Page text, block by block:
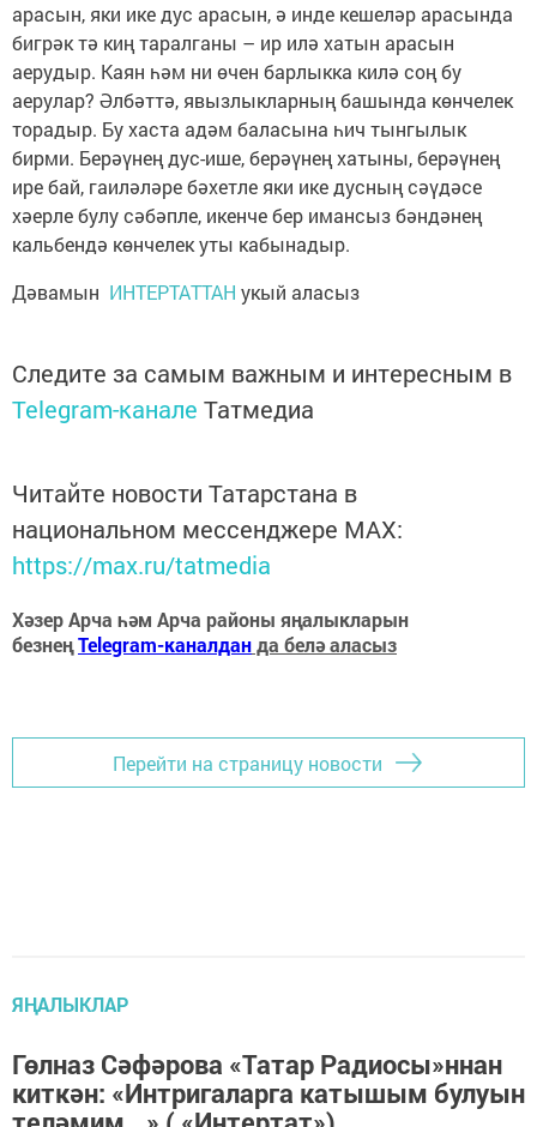
арасын, яки ике дус арасын, ә инде кешеләр арасында
бигрәк тә киң таралганы – ир илә хатын арасын
аерудыр. Каян һәм ни өчен барлыкка килә соң бу
аерулар? Әлбәттә, явызлыкларның башында көнчелек
торадыр. Бу хаста адәм баласына һич тынгылык
бирми. Берәүнең дус-ише, берәүнең хатыны, берәүнең
ире бай, гаиләләре бәхетле яки ике дусның сәүдәсе
хәерле булу сәбәпле, икенче бер имансыз бәндәнең
кальбендә көнчелек уты кабынадыр.
Дәвамын ИНТЕРТАТТАН укый аласыз
Следите за самым важным и интересным в
Telegram-канале Татмедиа
Читайте новости Татарстана в
национальном мессенджере MАХ:
https://max.ru/tatmedia
Хәзер Арча һәм Арча районы яңалыкларын
безнеңTelegram-каналданда белә аласыз
Перейти на страницу новости
ЯҢАЛЫКЛАР
Гөлназ Сәфәрова «Татар Радиосы»ннан
киткән: «Интригаларга катышым булуын